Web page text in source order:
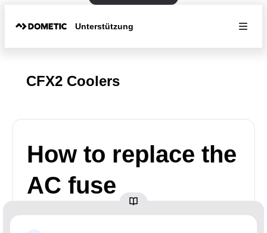
Unterstützung
CFX2 Coolers
How to replace the
AC fuse